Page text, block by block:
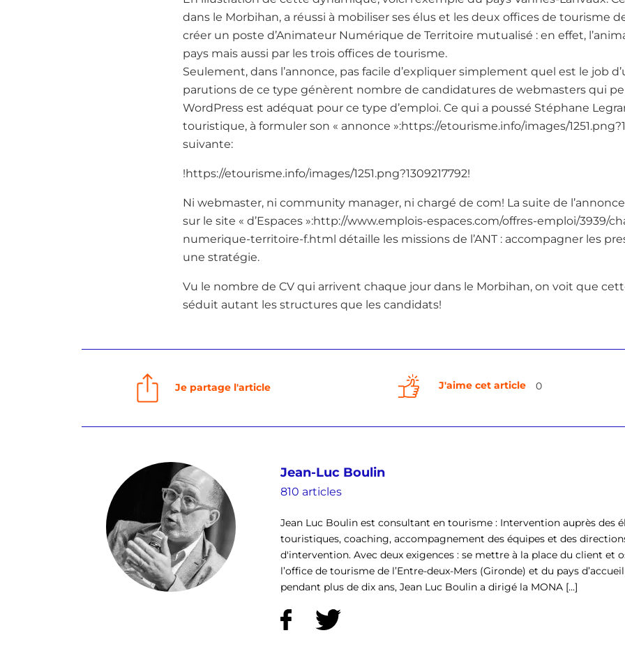
dans le Morbihan, a réussi à mobiliser ses élus et les deux offices de tourisme
créer un poste d’Animateur Numérique de Territoire mutualisé : en effet,
pays mais aussi par les trois offices de tourisme.
Seulement, dans l’annonce, pas facile d’expliquer simplement quel est le job
parutions de ce type génèrent nombre de candidatures de webmasters qui
WordPress est adéquat pour ce type d’emploi. Ce qui a poussé Stéphane
touristique, à formuler son « annonce »:https://etourisme.info/images/
suivante:
!https://etourisme.info/images/1251.png?1309217792!
Ni webmaster, ni community manager, ni chargé de com! La suite de
sur le site « d’Espaces »:http://www.emplois-espaces.com/offres-emploi/3939/
numerique-territoire-f.html détaille les missions de l’ANT : accompagner les
une stratégie.
Vu le nombre de CV qui arrivent chaque jour dans le Morbihan, on voit que
séduit autant les structures que les candidats!
Je partage l'article J'aime cet article 0
Jean-Luc Boulin
810 articles
Jean Luc Boulin est consultant en tourisme : Intervention auprès des
touristiques, coaching, accompagnement des équipes et des
d'intervention. Avec deux exigences : se mettre à la place du client et
l’office de tourisme de l’Entre-deux-Mers (Gironde) et du pays
pendant plus de dix ans, Jean Luc Boulin a dirigé la MONA [...]